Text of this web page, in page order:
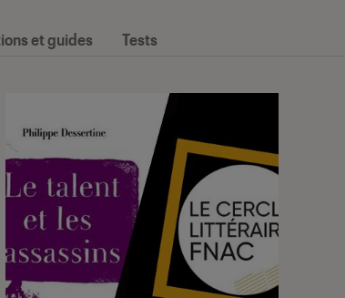
et guides Tests